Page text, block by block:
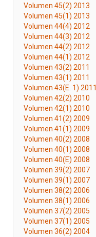
Volumen 45(2) 2013
Volumen 45(1) 2013
Volumen 44(4) 2012
Volumen 44(3) 2012
Volumen 44(2) 2012
Volumen 44(1) 2012
Volumen 43(2) 2011
Volumen 43(1) 2011
Volumen 43(E. 1) 2011
Volumen 42(2) 2010
Volumen 42(1) 2010
Volumen 41(2) 2009
Volumen 41(1) 2009
Volumen 40(2) 2008
Volumen 40(1) 2008
Volumen 40(E) 2008
Volumen 39(2) 2007
Volumen 39(1) 2007
Volumen 38(2) 2006
Volumen 38(1) 2006
Volumen 37(2) 2005
Volumen 37(1) 2005
Volumen 36(2) 2004